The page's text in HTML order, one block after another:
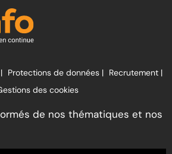
Protections de données | Recrutement |
des cookies
de nos thématiques et nos